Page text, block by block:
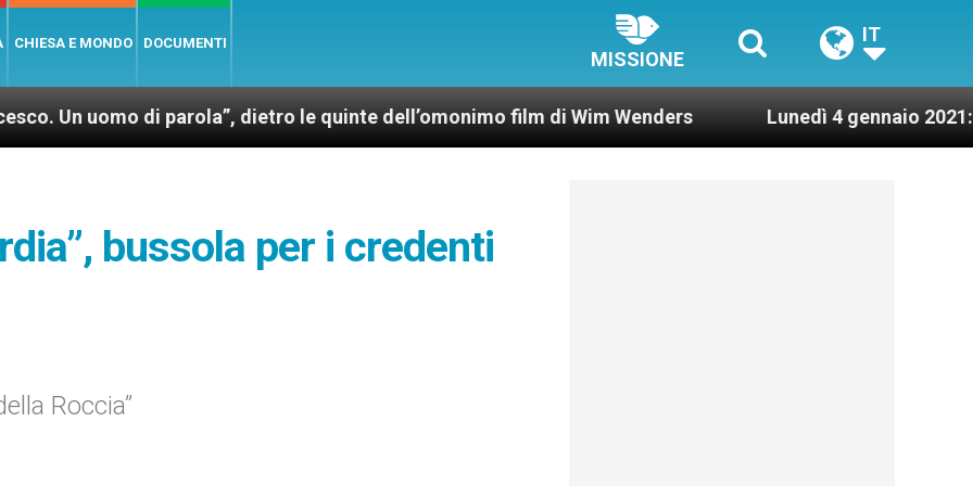
CHIESA E MONDO DOCUMENTI
MISSIONE
IT
di parola”, dietro le quinte dell’omonimo film di Wim Wenders Lunedì 4 gennaio 2021: Possesso
bussola per i credenti
Roccia”